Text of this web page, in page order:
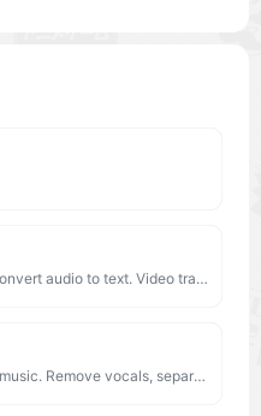
Transcribe free today and convert audio to text. Video transcription and audio transcription. Transcribe fast and automatically.
The best app for practicing music. Remove vocals, separate instruments, master your tracks, and remix songs with the power of AI. Try it today!